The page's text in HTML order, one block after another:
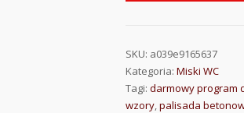
SKU: a039e9165637
Kategoria:Miski WC
Tagi:darmowy program
wzory,palisada